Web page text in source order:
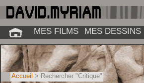
Accueil > Rechercher "Critique"
MES FILMS MES DESSINS